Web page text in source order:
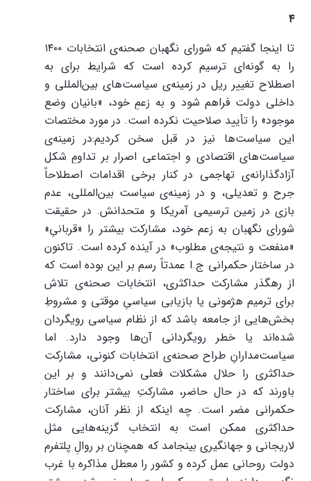
۴
تا اینجا گفتیم که شورای نگهبان صحنه‌ی انتخابات ۱۴۰۰
را به گونه‌ای ترسیم کرده است که شرایط برای به
اصطلاح تغییر ریل در زمینه‌ی سیاست‌های بین‌المللی و
داخلی دولت فراهم شود و به زعمِ خود، «بانیان وضع
موجود» را تأیید صلاحیت نکرده است. در مورد مختصات
این سیاست‌ها نیز در قبل سخن کردیم:در زمینه‌ی
سیاست‌های اقتصادی و اجتماعی اصرار بر تداومِ شکل
آزادگذارانه‌ی تهاجمی در کنار برخی اقدامات اصطلاحاً
جرح و تعدیلی، و در زمینه‌ی سیاست بین‌المللی، عدم
بازی در زمین ترسیمی آمریکا و متحدانش. در حقیقت
شورای نگهبان به زعم خود، مشارکت بیشتر را «قربانیِ»
«منفعت و نتیجه‌ی مطلوب» در آینده کرده است. تاکنون
در ساختار حکمرانی ج.ا عمدتاً رسم بر این بوده است که
از رهگذر مشارکت حداکثری، انتخابات صحنه‌ی تلاش
برای ترمیم هژمونی یا بازیابی سیاسیِ موقتی و مشروطِ
بخش‌هایی از جامعه باشد که از نظام سیاسی رویگردان
شده‌اند یا خطر رویگردانی آن‌ها وجود دارد. اما
سیاست‌مدارانِ طراح صحنه‌ی انتخابات کنونی، مشارکت
حداکثری را حلال مشکلات فعلی نمی‌دانند و بر این
باورند که در حال حاضر، مشارکتِ بیشتر برای ساختار
حکمرانی مضر است. چه اینکه از نظر آنان، مشارکت
حداکثری ممکن است به انتخاب گزینه‌هایی مثل
لاریجانی و جهانگیری بینجامد که همچنان بر روالِ پلتفرم
دولت روحانی عمل کرده و کشور را معطل مذاکره با غرب